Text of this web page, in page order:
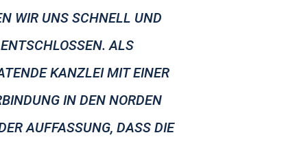
WIR UNS SCHNELL UND
ALS
KANZLEI MIT EINER
IN DEN NORDEN
AUFFASSUNG, DASS DIE